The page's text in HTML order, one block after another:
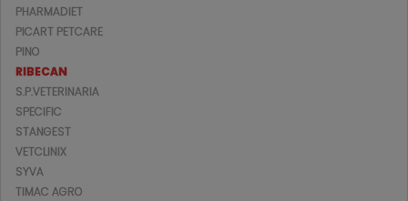
PHARMADIET
PICART PETCARE
PINO
RIBECAN
S.P.VETERINARIA
SPECIFIC
STANGEST
VETCLINIX
SYVA
TIMAC AGRO